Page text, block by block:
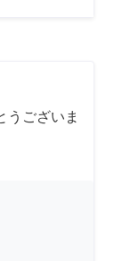
うございま